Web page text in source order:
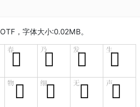
OTF ，字体大小:0.02MB。